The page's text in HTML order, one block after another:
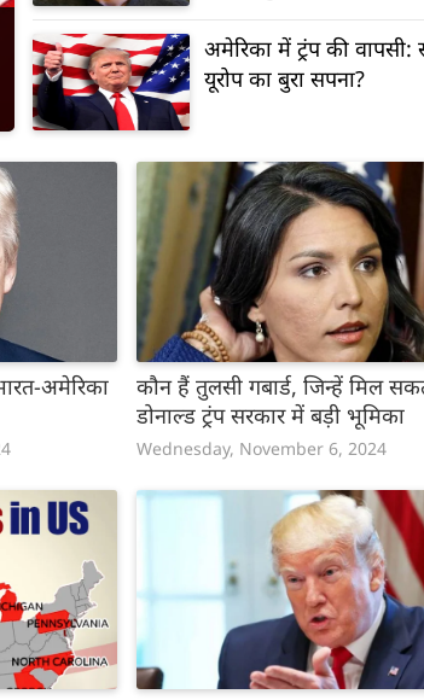
अमेरिका में ट्रंप की
यूरोप का बुरा सपना?
अमेरिका
कौन हैं तुलसी गबार्ड, जिन्हें मिल
डोनाल्ड ट्रंप सरकार में बड़ी भूमिका
Wednesday, November 6, 2024